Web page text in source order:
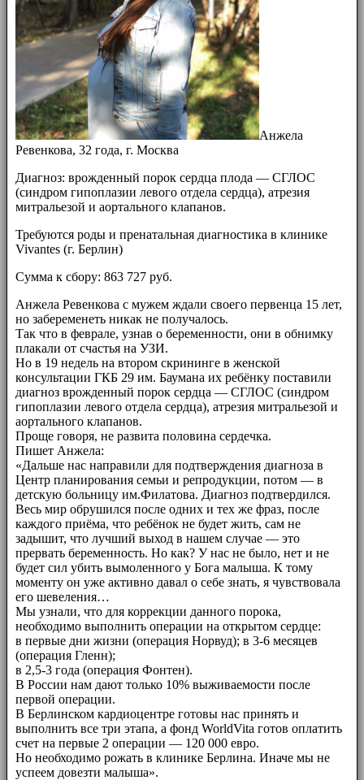
Анжела
Ревенкова, 32 года, г. Москва
Диагноз: врожденный порок сердца плода — СГЛОС
(синдром гипоплазии левого отдела сердца), атрезия
митральезой и аортального клапанов.
Требуются роды и пренатальная диагностика в клинике
Vivantes (г. Берлин)
Сумма к сбору: 863 727 руб.
Анжела Ревенкова с мужем ждали своего первенца 15 лет,
но забеременеть никак не получалось.
Так что в феврале, узнав о беременности, они в обнимку
плакали от счастья на УЗИ.
Но в 19 недель на втором скрининге в женской
консультации ГКБ 29 им. Баумана их ребёнку поставили
диагноз врожденный порок сердца — СГЛОС (синдром
гипоплазии левого отдела сердца), атрезия митральезой и
аортального клапанов.
Проще говоря, не развита половина сердечка.
Пишет Анжела:
«Дальше нас направили для подтверждения диагноза в
Центр планирования семьи и репродукции, потом — в
детскую больницу им.Филатова. Диагноз подтвердился.
Весь мир обрушился после одних и тех же фраз, после
каждого приёма, что ребёнок не будет жить, сам не
задышит, что лучший выход в нашем случае — это
прервать беременность. Но как? У нас не было, нет и не
будет сил убить вымоленного у Бога малыша. К тому
моменту он уже активно давал о себе знать, я чувствовала
его шевеления…
Мы узнали, что для коррекции данного порока,
необходимо выполнить операции на открытом сердце:
в первые дни жизни (операция Норвуд); в 3-6 месяцев
(операция Гленн);
в 2,5-3 года (операция Фонтен).
В России нам дают только 10% выживаемости после
первой операции.
В Берлинском кардиоцентре готовы нас принять и
выполнить все три этапа, а фонд WorldVita готов оплатить
счет на первые 2 операции — 120 000 евро.
Но необходимо рожать в клинике Берлина. Иначе мы не
успеем довезти малыша».